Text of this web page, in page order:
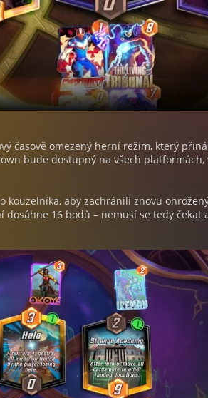
časově omezený herní režim, který
bude dostupný na všech
aby zachránili znovu
16 bodů – nemusí se tedy čekat